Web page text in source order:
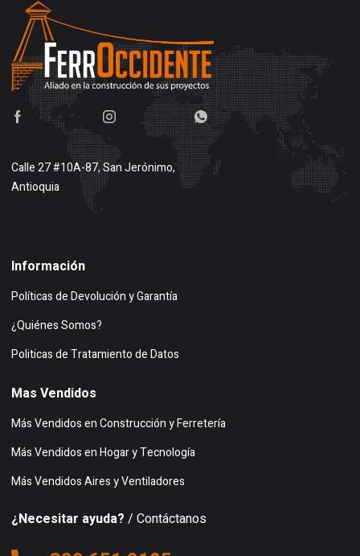
Calle 27 #10A-87, San Jerónimo,
Antioquia
Información
Políticas de Devolución y Garantía
¿Quiénes Somos?
Politicas de Tratamiento de Datos
Mas Vendidos
Más Vendidos en Construcción y Ferretería
Más Vendidos en Hogar y Tecnología
Más Vendidos Aires y Ventiladores
¿Necesitar ayuda? / Contáctanos